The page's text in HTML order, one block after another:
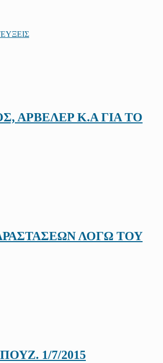
ΑΡΒΕΛΕΡ Κ.Α ΓΙΑ ΤΟ
ΛΟΓΩ ΤΟΥ
1/7/2015